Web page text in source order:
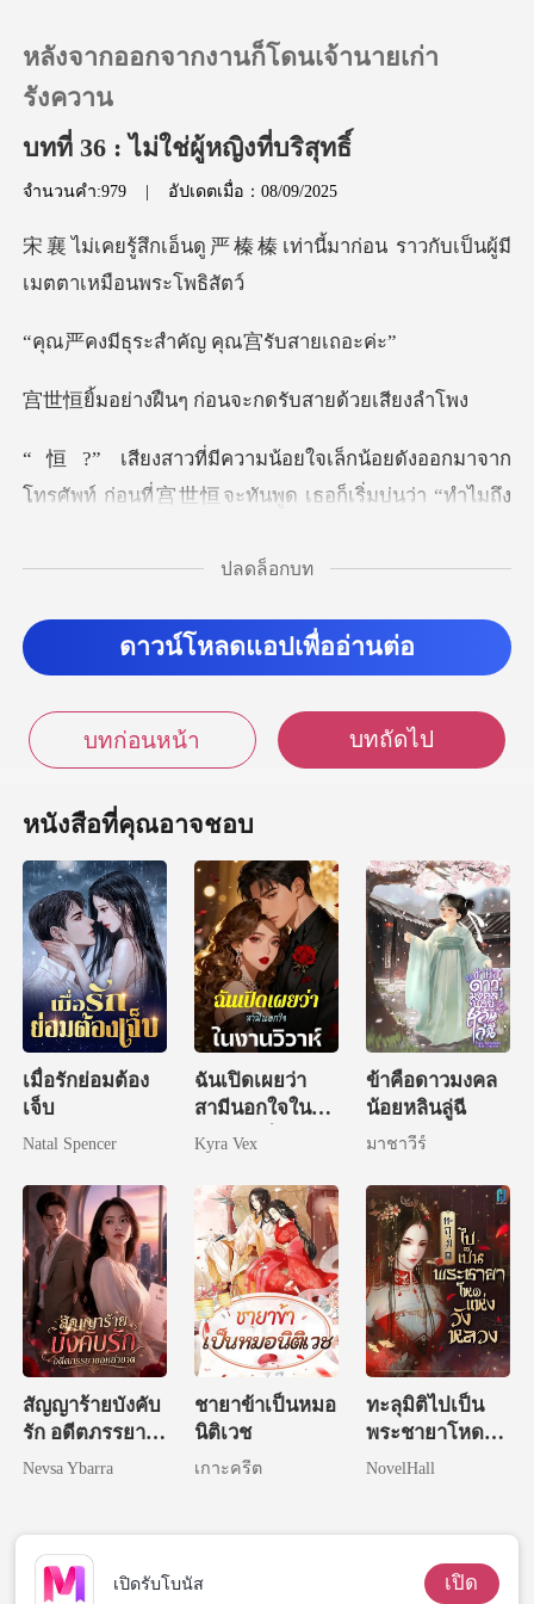
เติมเงิน
ออกจากระบบ
ดาวน์โหลดแอป
หลังจากออกจากงานก็โดนเจ้านายเก่า
รังควาน
บทที่ 36 : ไม่ใช่ผู้หญิงที่บริสุทธิ์
จำนวนคำ:979 | อัปเดตเมื่อ：08/09/2025
่านี้มาก่อน ราวกับเป็นผู้
ะสำคัญ คุณ宫ร
ๆ ก่อนจะกดรับสา
ออกมาจาก
โทรศัพท์ ก่อนที่宫世恒จะทันพูด เธอ
ปลดล็อกบท
ดาวน์โหลดแอปเพื่ออ่านต่อ
บทก่อนหน้า บทถัดไป
หนังสือที่คุณอาจชอบ
เมื่อรักย่อมต้อง
เจ็บ
Natal Spencer
ฉันเปิดเผยว่า
สามีนอกใจใน
งานวิวาห์
Kyra Vex
ข้าคือดาวมงคล
น้อยหลินลู่ฉี
มาชาวีร์
สัญญาร้ายบังคับ
รัก อดีตภรรยา
ขอหย่าขาด
Nevsa Ybarra
ชายาข้าเป็นหมอ
นิติเวช
เกาะครีต
ทะลุมิติไปเป็น
พระชายาโหด
แห่งวังหลวง
NovelHall
เปิดรับโบนัส เปิด